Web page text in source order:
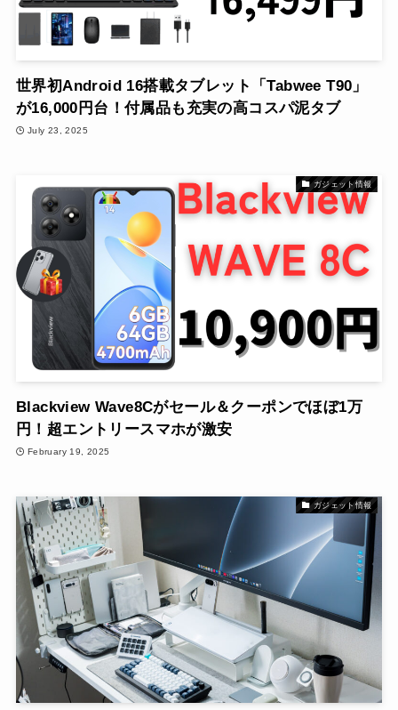
世界初Android 16搭載タブレット「Tabwee T90」
が16,000円台！付属品も充実の高コスパ泥タブ
July 23, 2025
ガジェット情報
Blackview Wave8Cがセール＆クーポンでほぼ1万
円！超エントリースマホが激安
February 19, 2025
ガジェット情報